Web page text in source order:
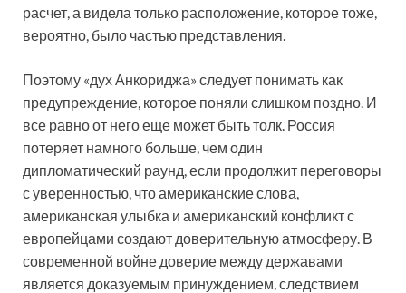
расчет, а видела только расположение, которое тоже,
вероятно, было частью представления.
Поэтому «дух Анкориджа» следует понимать как
предупреждение, которое поняли слишком поздно. И
все равно от него еще может быть толк. Россия
потеряет намного больше, чем один
дипломатический раунд, если продолжит переговоры
с уверенностью, что американские слова,
американская улыбка и американский конфликт с
европейцами создают доверительную атмосферу. В
современной войне доверие между державами
является доказуемым принуждением, следствием